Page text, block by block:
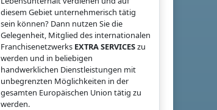
diesem Gebiet unternehmerisch tätig
sein können? Dann nutzen Sie die
Gelegenheit, Mitglied des internationalen
Franchisenetzwerks EXTRA SERVICESzu
werden und in beliebigen
handwerklichen Dienstleistungen mit
unbegrenzten Möglichkeiten in der
gesamten Europäischen Union tätig zu
werden.